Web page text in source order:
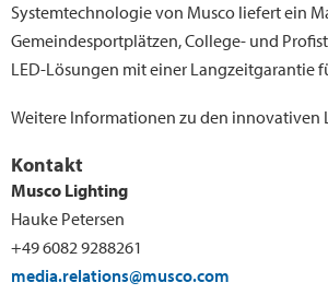
Systemtechnologie von Musco liefert ein
Gemeindesportplätzen, College- und
LED-Lösungen mit einer Langzeitgarantie
Weitere Informationen zu den innovativen
Kontakt
Musco Lighting
Hauke Petersen
+49 6082 9288261
media.relations@musco.com